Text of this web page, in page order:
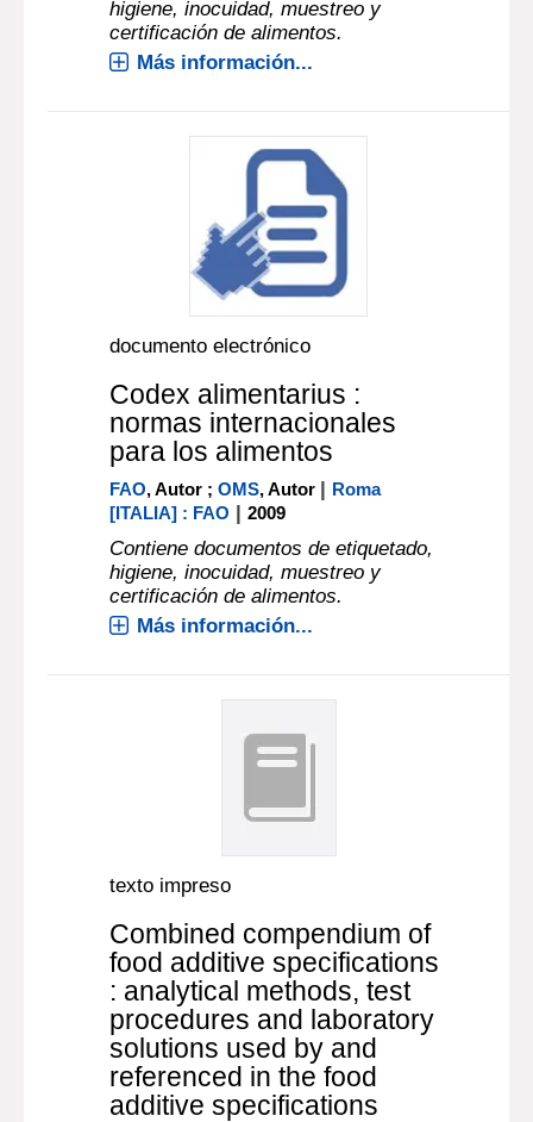
higiene, inocuidad, muestreo y
certificación de alimentos.
Más información...
documento electrónico
Codex alimentarius :
normas internacionales
para los alimentos
FAO, Autor ;OMS, Autor | Roma
[ITALIA] : FAO |2009
Contiene documentos de etiquetado,
higiene, inocuidad, muestreo y
certificación de alimentos.
Más información...
texto impreso
Combined compendium of
food additive specifications
: analytical methods, test
procedures and laboratory
solutions used by and
referenced in the food
additive specifications